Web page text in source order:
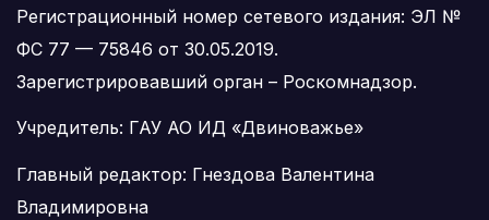
Регистрационный номер сетевого издания: ЭЛ №
ФС 77 — 75846 от 30.05.2019.
Зарегистрировавший орган – Роскомнадзор.
Учредитель: ГАУ АО ИД «Двиноважье»
Главный редактор: Гнездова Валентина
Владимировна